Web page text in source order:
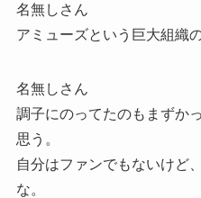
名無しさん
アミューズという巨大組織
名無しさん
調子にのってたのもまずか
思う。
自分はファンでもないけど
な。